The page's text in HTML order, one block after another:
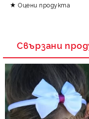
Оцени продукта
Свързани